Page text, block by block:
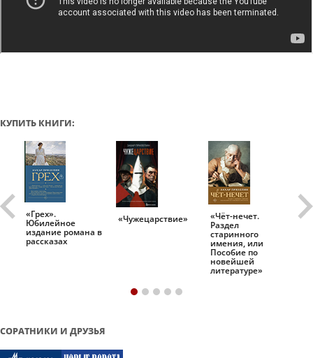
КУПИТЬ КНИГИ:
«Грех».
Юбилейное
издание романа в
рассказах
«Чужецарствие» «Чёт-нечет.
Раздел
старинного
имения, или
Пособие по
новейшей
литературе»
СОРАТНИКИ И ДРУЗЬЯ